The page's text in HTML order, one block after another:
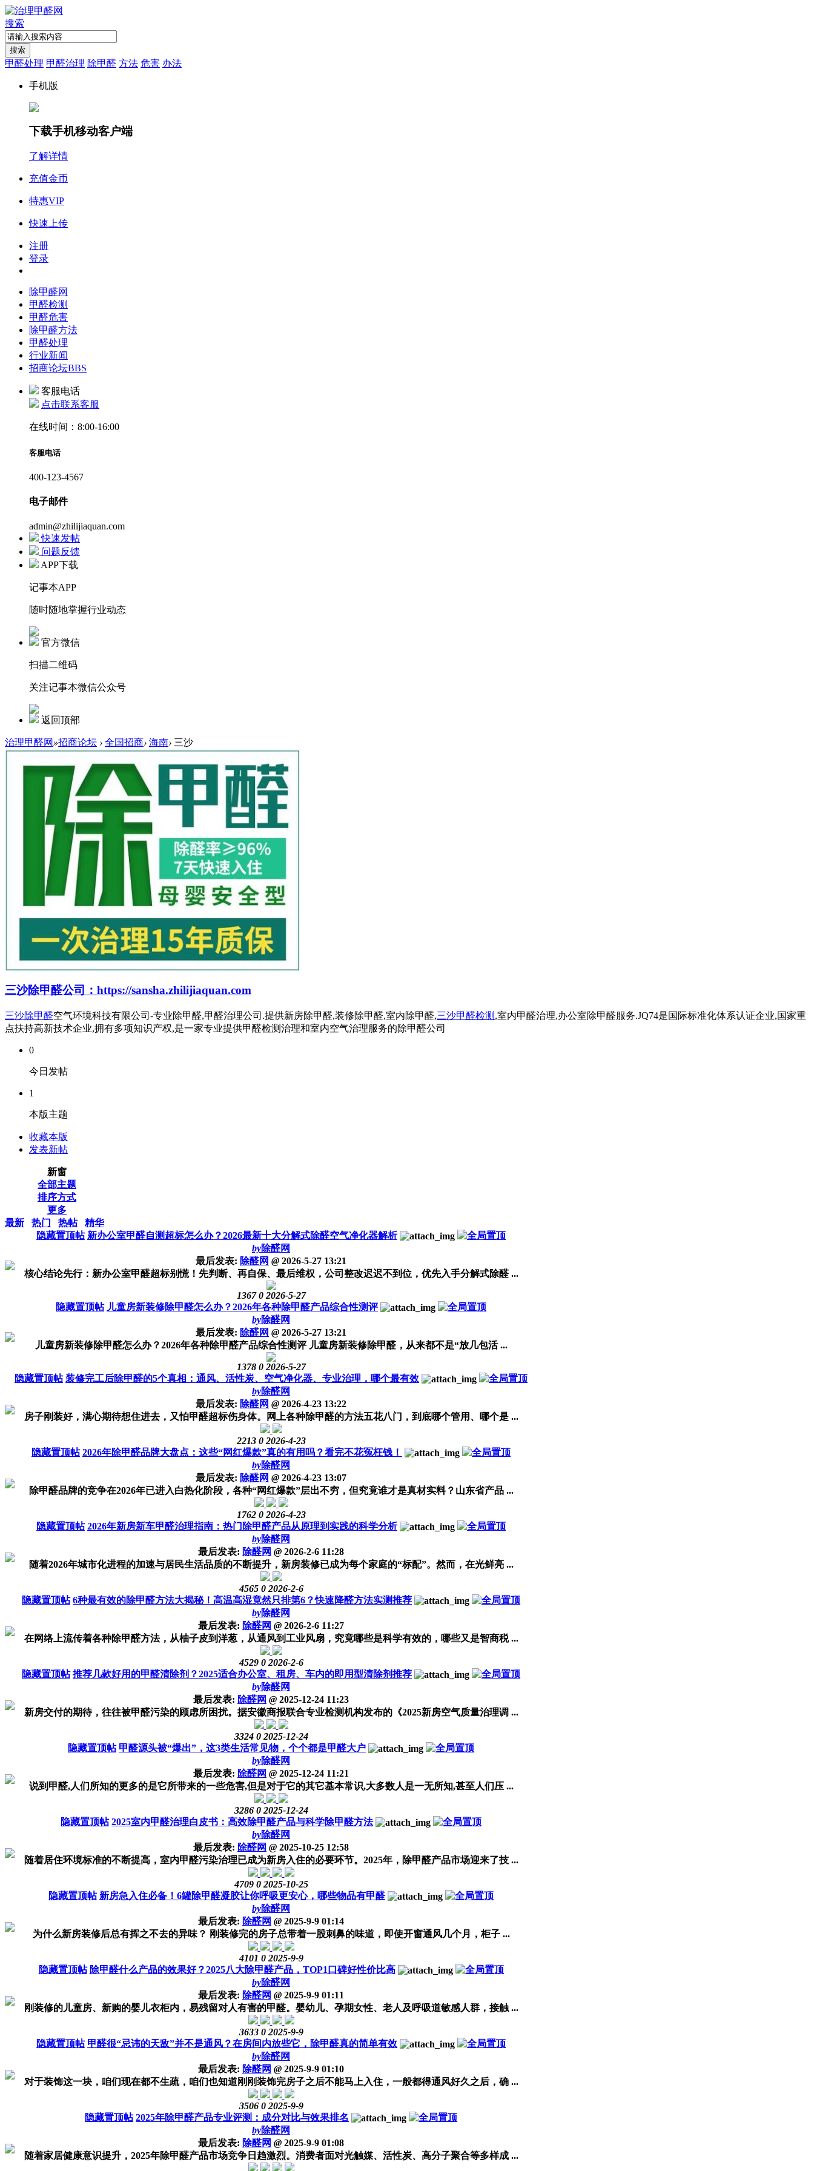
搜索
搜索
甲醛处理 甲醛治理 除甲醛 方法 危害 办法
手机版
下载手机移动客户端
了解详情
充值金币
特惠VIP
快速上传
注册
登录
除甲醛网
甲醛检测
甲醛危害
除甲醛方法
甲醛处理
行业新闻
招商论坛BBS
客服电话
点击联系客服
在线时间：8:00-16:00
客服电话
400-123-4567
电子邮件
admin@zhilijiaquan.com
快速发帖
问题反馈
APP下载
记事本APP
随时随地掌握行业动态
官方微信
扫描二维码
关注记事本微信公众号
返回顶部
治理甲醛网 »招商论坛 › 全国招商› 海南› 三沙
三沙除甲醛公司：https://sansha.zhilijiaquan.com
三沙除甲醛空气环境科技有限公司-专业除甲醛,甲醛治理公司.提供新房除甲醛,装修除甲醛,室内除甲醛,三沙甲醛检测 ,室内甲醛治理,办公室除甲醛服务.JQ74是国际标准化体系认证企业,国家重
点扶持高新技术企业,拥有多项知识产权,是一家专业提供甲醛检测治理和室内空气治理服务的除甲醛公司
0
今日发帖
1
本版主题
收藏本版
发表新帖
新窗
全部主题
排序方式
更多
最新
热门 热帖
精华
隐藏置顶帖 新办公室甲醛自测超标怎么办？2026最新十大分解式除醛空气净化器解析
by除醛网
最后发表: 除醛网 @ 2026-5-27 13:21
核心结论先行：新办公室甲醛超标别慌！先判断、再自保、最后维权，公司整改迟迟不到位，优先入手分解式除醛 ...
1367 0 2026-5-27
隐藏置顶帖 儿童房新装修除甲醛怎么办？2026年各种除甲醛产品综合性测评
by除醛网
最后发表: 除醛网 @ 2026-5-27 13:21
儿童房新装修除甲醛怎么办？2026年各种除甲醛产品综合性测评 儿童房新装修除甲醛，从来都不是“放几包活 ...
1378 0 2026-5-27
隐藏置顶帖 装修完工后除甲醛的5个真相：通风、活性炭、空气净化器、专业治理，哪个最有效
by除醛网
最后发表: 除醛网 @ 2026-4-23 13:22
房子刚装好，满心期待想住进去，又怕甲醛超标伤身体。网上各种除甲醛的方法五花八门，到底哪个管用、哪个是 ...
2213 0 2026-4-23
隐藏置顶帖 2026年除甲醛品牌大盘点：这些“网红爆款”真的有用吗？看完不花冤枉钱！
by除醛网
最后发表: 除醛网 @ 2026-4-23 13:07
除甲醛品牌的竞争在2026年已进入白热化阶段，各种“网红爆款”层出不穷，但究竟谁才是真材实料？山东省产品 ...
1762 0 2026-4-23
隐藏置顶帖 2026年新房新车甲醛治理指南：热门除甲醛产品从原理到实践的科学分析
by除醛网
最后发表: 除醛网 @ 2026-2-6 11:28
随着2026年城市化进程的加速与居民生活品质的不断提升，新房装修已成为每个家庭的“标配”。然而，在光鲜亮 ...
4565 0 2026-2-6
隐藏置顶帖 6种最有效的除甲醛方法大揭秘！高温高湿竟然只排第6？快速降醛方法实测推荐
by除醛网
最后发表: 除醛网 @ 2026-2-6 11:27
在网络上流传着各种除甲醛方法，从柚子皮到洋葱，从通风到工业风扇，究竟哪些是科学有效的，哪些又是智商税 ...
4529 0 2026-2-6
隐藏置顶帖 推荐几款好用的甲醛清除剂？2025适合办公室、租房、车内的即用型清除剂推荐
by除醛网
最后发表: 除醛网 @ 2025-12-24 11:23
新房交付的期待，往往被甲醛污染的顾虑所困扰。据安徽商报联合专业检测机构发布的《2025新房空气质量治理调 ...
3324 0 2025-12-24
隐藏置顶帖 甲醛源头被“爆出”，这3类生活常见物，个个都是甲醛大户
by除醛网
最后发表: 除醛网 @ 2025-12-24 11:21
说到甲醛,人们所知的更多的是它所带来的一些危害,但是对于它的其它基本常识,大多数人是一无所知,甚至人们压 ...
3286 0 2025-12-24
隐藏置顶帖 2025室内甲醛治理白皮书：高效除甲醛产品与科学除甲醛方法
by除醛网
最后发表: 除醛网 @ 2025-10-25 12:58
随着居住环境标准的不断提高，室内甲醛污染治理已成为新房入住的必要环节。2025年，除甲醛产品市场迎来了技 ...
4709 0 2025-10-25
隐藏置顶帖 新房急入住必备！6罐除甲醛凝胶让你呼吸更安心，哪些物品有甲醛
by除醛网
最后发表: 除醛网 @ 2025-9-9 01:14
为什么新房装修后总有挥之不去的异味？ 刚装修完的房子总带着一股刺鼻的味道，即使开窗通风几个月，柜子 ...
4101 0 2025-9-9
隐藏置顶帖 除甲醛什么产品的效果好？2025八大除甲醛产品，TOP1口碑好性价比高
by除醛网
最后发表: 除醛网 @ 2025-9-9 01:11
刚装修的儿童房、新购的婴儿衣柜内，易残留对人有害的甲醛。婴幼儿、孕期女性、老人及呼吸道敏感人群，接触 ...
3633 0 2025-9-9
隐藏置顶帖 甲醛很“忌讳的天敌”并不是通风？在房间内放些它，除甲醛真的简单有效
by除醛网
最后发表: 除醛网 @ 2025-9-9 01:10
对于装饰这一块，咱们现在都不生疏，咱们也知道刚刚装饰完房子之后不能马上入住，一般都得通风好久之后，确 ...
3506 0 2025-9-9
隐藏置顶帖 2025年除甲醛产品专业评测：成分对比与效果排名
by除醛网
最后发表: 除醛网 @ 2025-9-9 01:08
随着家居健康意识提升，2025年除甲醛产品市场竞争日趋激烈。消费者面对光触媒、活性炭、高分子聚合等多样成 ...